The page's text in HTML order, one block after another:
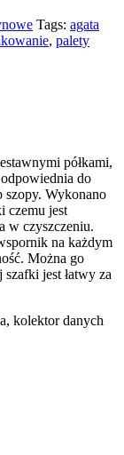
Tags: agata
, palety
półkami,
do
szopy. Wykonano
czemu jest
w czyszczeniu.
na każdym
Można go
jest łatwy za
kolektor danych